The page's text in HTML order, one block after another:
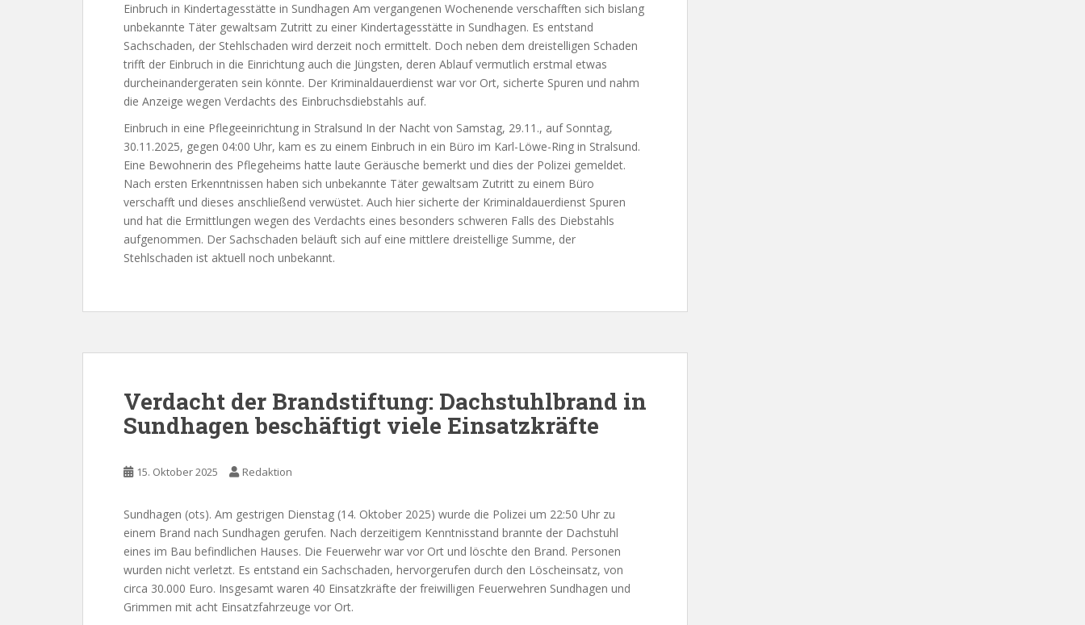
Einbruch in Kindertagesstätte in Sundhagen Am vergangenen Wochenende verschafften sich bislang
unbekannte Täter gewaltsam Zutritt zu einer Kindertagesstätte in Sundhagen. Es entstand
Sachschaden, der Stehlschaden wird derzeit noch ermittelt. Doch neben dem dreistelligen Schaden
trifft der Einbruch in die Einrichtung auch die Jüngsten, deren Ablauf vermutlich erstmal etwas
durcheinandergeraten sein könnte. Der Kriminaldauerdienst war vor Ort, sicherte Spuren und nahm
die Anzeige wegen Verdachts des Einbruchsdiebstahls auf.
Einbruch in eine Pflegeeinrichtung in Stralsund In der Nacht von Samstag, 29.11., auf Sonntag,
30.11.2025, gegen 04:00 Uhr, kam es zu einem Einbruch in ein Büro im Karl-Löwe-Ring in Stralsund.
Eine Bewohnerin des Pflegeheims hatte laute Geräusche bemerkt und dies der Polizei gemeldet.
Nach ersten Erkenntnissen haben sich unbekannte Täter gewaltsam Zutritt zu einem Büro
verschafft und dieses anschließend verwüstet. Auch hier sicherte der Kriminaldauerdienst Spuren
und hat die Ermittlungen wegen des Verdachts eines besonders schweren Falls des Diebstahls
aufgenommen. Der Sachschaden beläuft sich auf eine mittlere dreistellige Summe, der
Stehlschaden ist aktuell noch unbekannt.
Verdacht der Brandstiftung: Dachstuhlbrand in
Sundhagen beschäftigt viele Einsatzkräfte
15. Oktober 2025 Redaktion
Sundhagen (ots). Am gestrigen Dienstag (14. Oktober 2025) wurde die Polizei um 22:50 Uhr zu
einem Brand nach Sundhagen gerufen. Nach derzeitigem Kenntnisstand brannte der Dachstuhl
eines im Bau befindlichen Hauses. Die Feuerwehr war vor Ort und löschte den Brand. Personen
wurden nicht verletzt. Es entstand ein Sachschaden, hervorgerufen durch den Löscheinsatz, von
circa 30.000 Euro. Insgesamt waren 40 Einsatzkräfte der freiwilligen Feuerwehren Sundhagen und
Grimmen mit acht Einsatzfahrzeuge vor Ort.